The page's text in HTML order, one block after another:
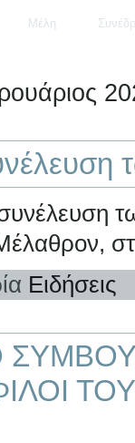
Μέλη
Μέλαθρον,
Ειδήσεις